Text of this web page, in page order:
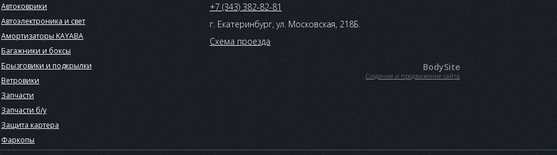
Автоковрики
Автоэлектроника и свет
Амортизаторы KAYABA
Багажники и боксы
Брызговики и подкрылки
Ветровики
Запчасти
Запчасти б/у
Защита картера
Фаркопы
+7 (343) 382-82-81
г. Екатеринбург, ул. Московская, 218Б.
Схема проезда
BodySite
Создание и продвижение сайта